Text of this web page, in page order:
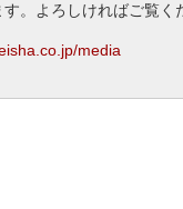
。よろしければご覧く
media